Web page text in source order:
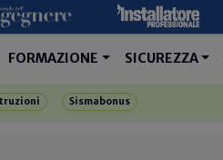
FORMAZIONE SICUREZZA
Sismabonus